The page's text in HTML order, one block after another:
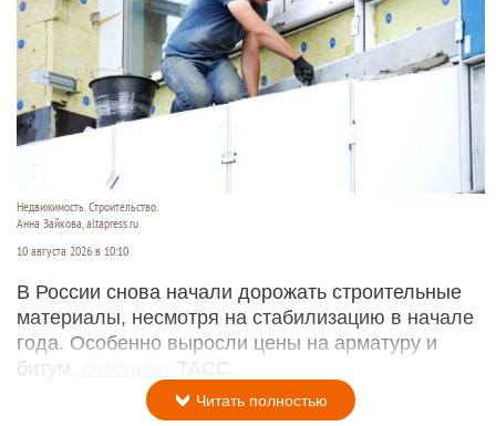
Недвижимость. Строительство.
Анна Зайкова, altapress.ru
10 августа 2026 в 10:10
В России снова начали дорожать строительные
материалы, несмотря на стабилизацию в начале
года. Особенно выросли цены на арматуру и
битум,
сообщает ТАСС.
Читать полностью